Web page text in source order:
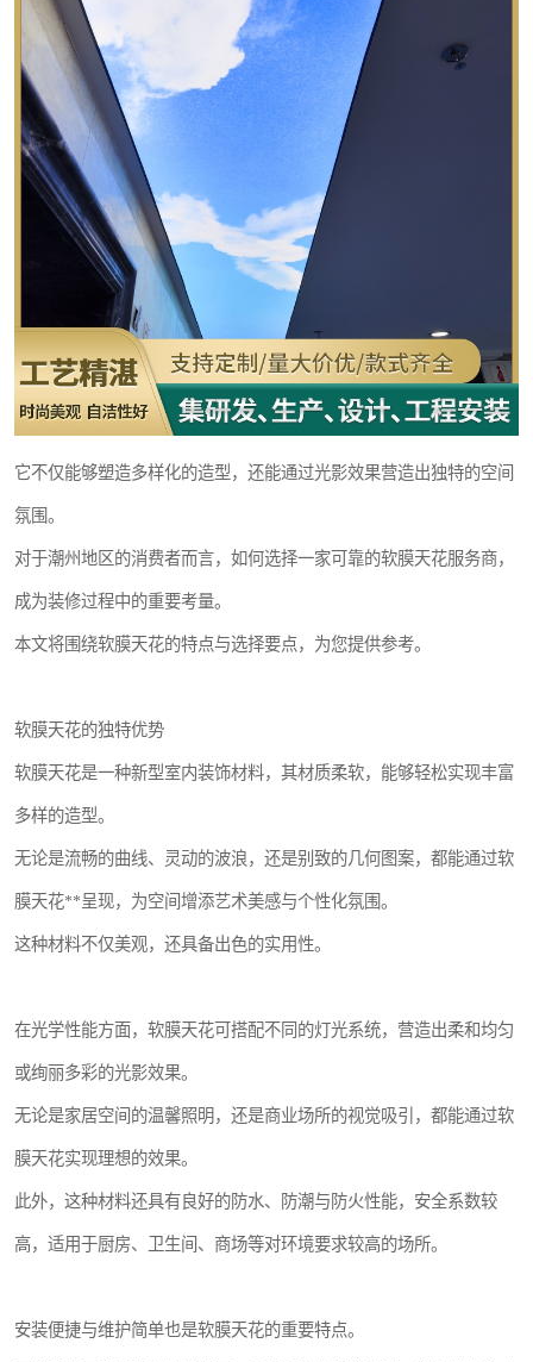
它不仅能够塑造多样化的造型，还能通过光影效果营造出独特的空间
氛围。
对于潮州地区的消费者而言，如何选择一家可靠的软膜天花服务商，
成为装修过程中的重要考量。
本文将围绕软膜天花的特点与选择要点，为您提供参考。
软膜天花的独特优势
软膜天花是一种新型室内装饰材料，其材质柔软，能够轻松实现丰富
多样的造型。
无论是流畅的曲线、灵动的波浪，还是别致的几何图案，都能通过软
膜天花**呈现，为空间增添艺术美感与个性化氛围。
这种材料不仅美观，还具备出色的实用性。
在光学性能方面，软膜天花可搭配不同的灯光系统，营造出柔和均匀
或绚丽多彩的光影效果。
无论是家居空间的温馨照明，还是商业场所的视觉吸引，都能通过软
膜天花实现理想的效果。
此外，这种材料还具有良好的防水、防潮与防火性能，安全系数较
高，适用于厨房、卫生间、商场等对环境要求较高的场所。
安装便捷与维护简单也是软膜天花的重要特点。